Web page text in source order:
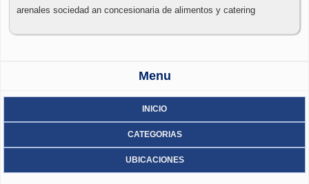
arenales sociedad an concesionaria de alimentos y catering
Menu
INICIO
CATEGORIAS
UBICACIONES